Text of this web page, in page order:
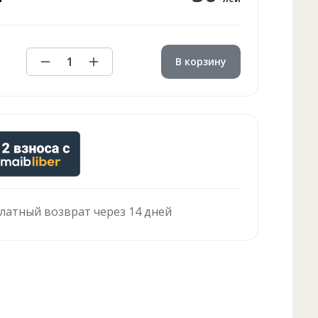
1 В корзину
возврат через 14 дней